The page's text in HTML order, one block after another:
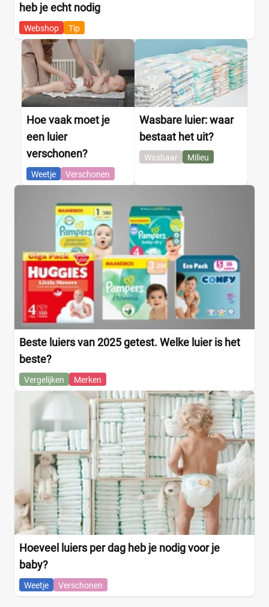
heb je echt nodig
Webshop Tip
Hoe vaak moet je
een luier
verschonen?
Weetje Verschonen
Wasbare luier: waar
bestaat het uit?
Wasbaar Milieu
Beste luiers van 2025 getest. Welke luier is het
beste?
Vergelijken Merken
Hoeveel luiers per dag heb je nodig voor je
baby?
Weetje Verschonen